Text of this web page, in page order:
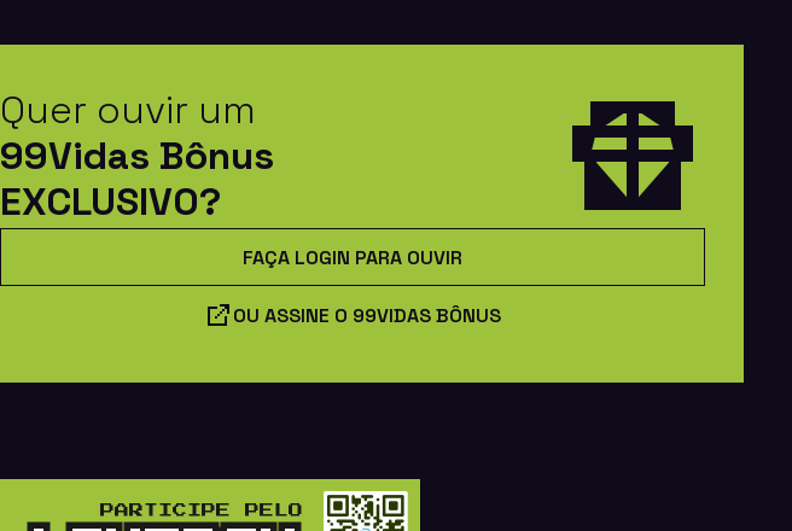
Quer ouvir um
99Vidas Bônus
EXCLUSIVO?
FAÇA LOGIN PARA OUVIR
OU ASSINE O 99VIDAS BÔNUS